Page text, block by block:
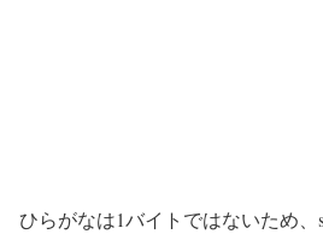
ひらがなは1バイトではないため